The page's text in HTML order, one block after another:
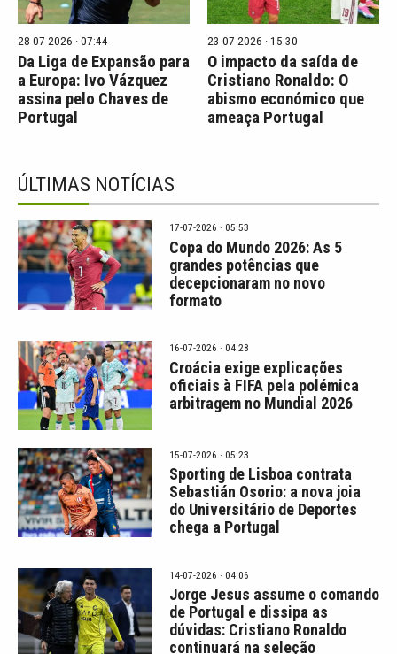
28-07-2026 · 07:44
Da Liga de Expansão para
a Europa: Ivo Vázquez
assina pelo Chaves de
Portugal
23-07-2026 · 15:30
O impacto da saída de
Cristiano Ronaldo: O
abismo económico que
ameaça Portugal
ÚLTIMAS NOTÍCIAS
17-07-2026 · 05:53
Copa do Mundo 2026: As 5
grandes potências que
decepcionaram no novo
formato
16-07-2026 · 04:28
Croácia exige explicações
oficiais à FIFA pela polémica
arbitragem no Mundial 2026
15-07-2026 · 05:23
Sporting de Lisboa contrata
Sebastián Osorio: a nova joia
do Universitário de Deportes
chega a Portugal
14-07-2026 · 04:06
Jorge Jesus assume o comando
de Portugal e dissipa as
dúvidas: Cristiano Ronaldo
continuará na seleção